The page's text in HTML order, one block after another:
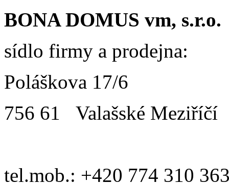
BONA DOMUS vm, s.r.o.
sídlo firmy a prodejna:
Poláškova 17/6
756 61 Valašské Meziříčí
tel.mob.: +420 774 310